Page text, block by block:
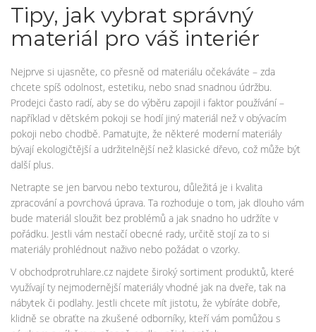
Tipy, jak vybrat správný
materiál pro váš interiér
Nejprve si ujasněte, co přesně od materiálu očekáváte – zda
chcete spíš odolnost, estetiku, nebo snad snadnou údržbu.
Prodejci často radí, aby se do výběru zapojil i faktor používání –
například v dětském pokoji se hodí jiný materiál než v obývacím
pokoji nebo chodbě. Pamatujte, že některé moderní materiály
bývají ekologičtější a udržitelnější než klasické dřevo, což může být
další plus.
Netrapte se jen barvou nebo texturou, důležitá je i kvalita
zpracování a povrchová úprava. Ta rozhoduje o tom, jak dlouho vám
bude materiál sloužit bez problémů a jak snadno ho udržíte v
pořádku. Jestli vám nestačí obecné rady, určitě stojí za to si
materiály prohlédnout naživo nebo požádat o vzorky.
V obchodprotruhlare.cz najdete široký sortiment produktů, které
využívají ty nejmodernější materiály vhodné jak na dveře, tak na
nábytek či podlahy. Jestli chcete mít jistotu, že vybíráte dobře,
klidně se obraťte na zkušené odborníky, kteří vám pomůžou s